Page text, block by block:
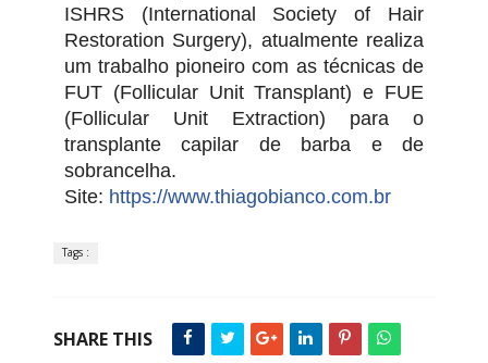
ISHRS (International Society of Hair
Restoration Surgery), atualmente realiza
um trabalho pioneiro com as técnicas de
FUT (Follicular Unit Transplant) e FUE
(Follicular Unit Extraction) para o
transplante capilar de barba e de
sobrancelha.
Site: https://www.thiagobianco.com.br
Tags :
SHARE THIS